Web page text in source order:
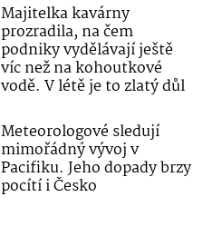
Majitelka kavárny
prozradila, na čem
podniky vydělávají ještě
víc než na kohoutkové
vodě. V létě je to zlatý důl
Meteorologové sledují
mimořádný vývoj v
Pacifiku. Jeho dopady brzy
pocítí i Česko